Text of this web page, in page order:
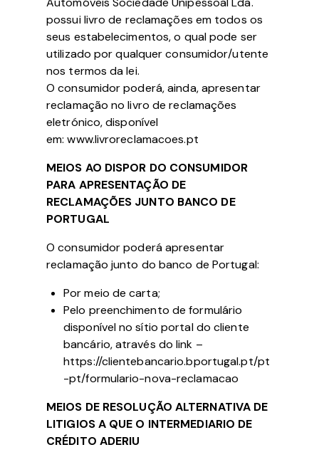
possui livro de reclamações em todos os
seus estabelecimentos, o qual pode ser
utilizado por qualquer consumidor/utente
nos termos da lei.
O consumidor poderá, ainda, apresentar
reclamação no livro de reclamações
eletrónico, disponível
em: www.livroreclamacoes.pt
MEIOS AO DISPOR DO CONSUMIDOR
PARA APRESENTAÇÃO DE
RECLAMAÇÕES JUNTO BANCO DE
PORTUGAL
O consumidor poderá apresentar
reclamação junto do banco de Portugal:
Por meio de carta;
Pelo preenchimento de formulário
disponível no sítio portal do cliente
bancário, através do link –
https://clientebancario.bportugal.pt/pt
-pt/formulario-nova-reclamacao
MEIOS DE RESOLUÇÃO ALTERNATIVA DE
LITIGIOS A QUE O INTERMEDIARIO DE
CRÉDITO ADERIU